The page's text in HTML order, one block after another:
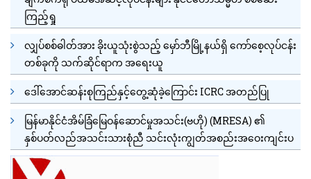
ကြည့်ရှု
လျှပ်စစ်ဓါတ်အား ခိုးယူသုံးစွဲသည့် မှော်ဘီမြို့နယ်ရှိ ကော်စေ့လုပ်ငန်း
တစ်ခုကို သက်ဆိုင်ရာက အရေးယူ
ဒေါ်အောင်ဆန်းစုကြည်နှင့်တွေ့ဆုံခဲ့ကြောင်း ICRC အတည်ပြု
မြန်မာနိုင်ငံအိမ်ခြံမြေဝန်ဆောင်မှုအသင်း(ဗဟို) (MRESA) ၏
နှစ်ပတ်လည်အသင်းသားစုံညီ သင်းလုံးကျွတ်အစည်းအဝေးကျင်းပ